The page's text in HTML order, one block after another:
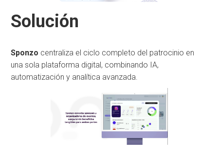
Solución
Sponzo centraliza el ciclo completo del patrocinio en
una sola plataforma digital, combinando IA,
automatización y analítica avanzada.